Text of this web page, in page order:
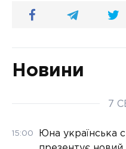
Новини
7
15:00
Юна українська